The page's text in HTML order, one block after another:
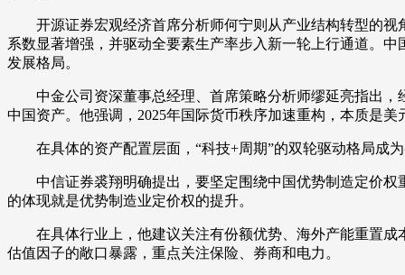
开源证券宏观经济首席分析师何宁则从产业结构转型的视
系数显著增强，并驱动全要素生产率步入新一轮上行通道。
发展格局。
中金公司资深董事总经理、首席策略分析师缪延亮指出，
中国资产。他强调，2025年国际货币秩序加速重构，本质是
在具体的资产配置层面，“科技+周期”的双轮驱动格局成为
中信证券裘翔明确提出，要坚定围绕中国优势制造定价权
的体现就是优势制造业定价权的提升。
在具体行业上，他建议关注有份额优势、海外产能重置成
估值因子的敞口暴露，重点关注保险、券商和电力。